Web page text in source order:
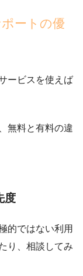
ートの優
ービスを使えば
無料と有料の違
度
的ではない利用
り、相談してみ